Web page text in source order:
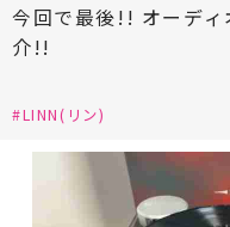
#EDISCREATION(エ
#FYNE AUDIO(ファ
今回で最後!! オーディ
介!!
#LINN(リン)